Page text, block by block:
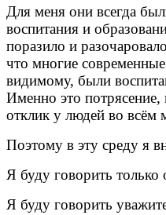
Для меня они всегда
воспитания и
поразило и
что многие
видимому, были
Именно это
отклик у людей во всём
Поэтому в эту среду я
Я буду говорить только
Я буду говорить